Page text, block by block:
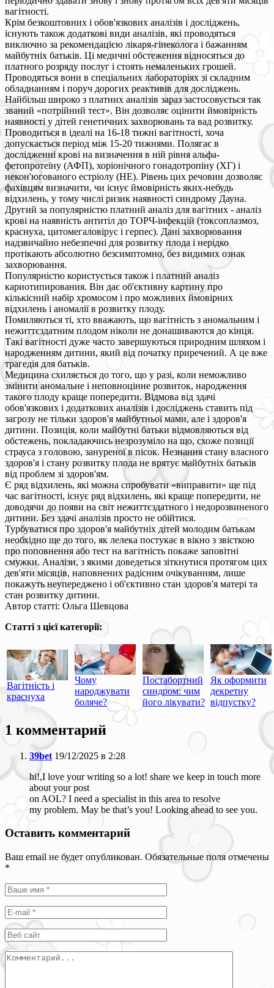
вагітності.
Крім безкоштовних і обов'язкових аналізів і досліджень,
існують також додаткові види аналізів, які проводяться
виключно за рекомендацією лікаря-гінеколога і бажанням
майбутніх батьків. Ці медичні обстеження відносяться до
платного розряду послуг і стоять немаленьких грошей.
Проводяться вони в спеціальних лабораторіях зі складним
обладнанням і поруч дорогих реактивів для досліджень.
Найбільш широко з платних аналізів зараз застосовується так
званий «потрійний тест». Він дозволяє оцінити ймовірність
наявності у дітей генетичних захворювань та вад розвитку.
Проводиться в ідеалі на 16-18 тижні вагітності, хоча
допускається період між 15-20 тижнями. Полягає в
дослідженні крові на визначення в ній рівня альфа-
фетопротеїну (АФП), хоріонічного гонадотропіну (ХГ) і
некон'югованого естріолу (НЕ). Рівень цих речовин дозволяє
фахівцям визначити, чи існує ймовірність яких-небудь
відхилень, у тому числі ризик наявності синдрому Дауна.
Другий за популярністю платний аналіз для вагітних - аналіз
крові на наявність антитіл до ТОРЧ-інфекцій (токсоплазмоз,
краснуха, цитомегаловірус і герпес). Дані захворювання
надзвичайно небезпечні для розвитку плода і нерідко
протікають абсолютно безсимптомно, без видимих ознак
захворювання.
Популярністю користується також і платний аналіз
кариотипирования. Він дає об'єктивну картину про
кількісний набір хромосом і про можливих ймовірних
відхилень і аномалії в розвитку плоду.
Помиляються ті, хто вважають, що вагітність з аномальним і
нежиттєздатним плодом ніколи не донашиваются до кінця.
Такі вагітності дуже часто завершуються природним шляхом і
народженням дитини, який від початку приречений. А це вже
трагедія для батьків.
Медицина схиляється до того, що у разі, коли неможливо
змінити аномальне і неповноцінне розвиток, народження
такого плоду краще попередити. Відмова від здачі
обов'язкових і додаткових аналізів і досліджень ставить під
загрозу не тільки здоров'я майбутньої мами, але і здоров'я
дитини. Позиція, коли майбутні батьки відмовляються від
обстежень, покладаючись незрозуміло на що, схоже позиції
страуса з головою, зануреної в пісок. Незнання стану власного
здоров'я і стану розвитку плода не врятує майбутніх батьків
від проблем зі здоров'ям.
Є ряд відхилень, які можна спробувати «виправити» ще під
час вагітності, існує ряд відхилень, які краще попередити, не
доводячи до появи на світ нежиттєздатного і недорозвиненого
дитини. Без здачі аналізів просто не обійтися.
Турбуватися про здоров'я майбутніх дітей молодим батькам
необхідно ще до того, як лелека постукає в вікно з звісткою
про поповнення або тест на вагітність покаже заповітні
смужки. Аналізи, з якими доведеться зіткнутися протягом цих
дев'яти місяців, наповнених радісним очікуванням, лише
покажуть неупереджено і об'єктивно стан здоров'я матері та
стан розвитку дитини.
Автор статті: Ольга Шевцова
Статті з цієї категорії:
Вагітність і
краснуха
Чому
народжувати
боляче?
Постабортний
синдром: чим
його лікувати?
Як оформити
декретну
відпустку?
1 комментарий
39bet 19/12/2025 в 2:28
hi!,I love your writing so a lot! share we keep in touch more
about your post
on AOL? I need a specialist in this area to resolve
my problem. May be that’s you! Looking ahead to see you.
Оставить комментарий
Ваш email не будет опубликован. Обязательные поля отмечены
*